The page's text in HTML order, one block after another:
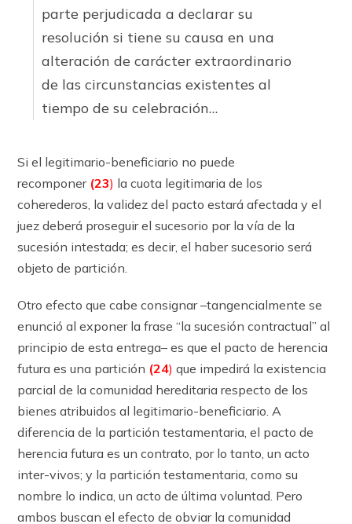
parte perjudicada a declarar su
resolución si tiene su causa en una
alteración de carácter extraordinario
de las circunstancias existentes al
tiempo de su celebración…
Si el legitimario-beneficiario no puede
recomponer (23) la cuota legitimaria de los
coherederos, la validez del pacto estará afectada y el
juez deberá proseguir el sucesorio por la vía de la
sucesión intestada; es decir, el haber sucesorio será
objeto de partición.
Otro efecto que cabe consignar –tangencialmente se
enunció al exponer la frase “la sucesión contractual” al
principio de esta entrega– es que el pacto de herencia
futura es una partición (24) que impedirá la existencia
parcial de la comunidad hereditaria respecto de los
bienes atribuidos al legitimario-beneficiario. A
diferencia de la partición testamentaria, el pacto de
herencia futura es un contrato, por lo tanto, un acto
inter-vivos; y la partición testamentaria, como su
nombre lo indica, un acto de última voluntad. Pero
ambos buscan el efecto de obviar la comunidad